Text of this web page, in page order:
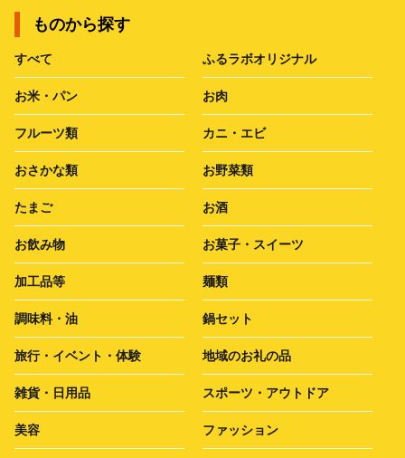
ものから探す
すべて ふるラボオリジナル
お米・パン お肉
フルーツ類 カニ・エビ
おさかな類 お野菜類
たまご お酒
お飲み物 お菓子・スイーツ
加工品等 麺類
調味料・油 鍋セット
旅行・イベント・体験 地域のお礼の品
雑貨・日用品 スポーツ・アウトドア
美容 ファッション